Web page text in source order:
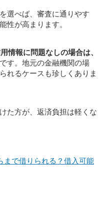
選べば、審査に通りやす
性が高まります。
情報に問題なしの場合は、
です。地元の金融機関の場
れるケースも珍しくありま
た方が、返済負担は軽くな
まで借りられる？借入可能